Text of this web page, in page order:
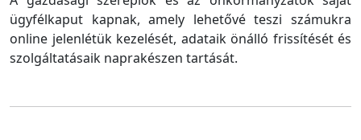
ügyfélkaput kapnak, amely lehetővé teszi számukra
online jelenlétük kezelését, adataik önálló frissítését és
szolgáltatásaik naprakészen tartását.